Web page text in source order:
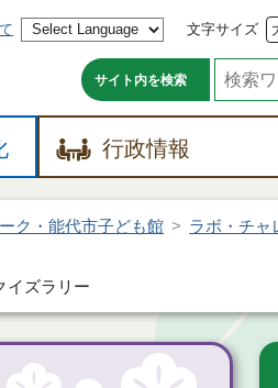
文字サイズ
サイト内を検索
行政情報
ク・能代市子ども館
ラボ・チャ
イズラリー